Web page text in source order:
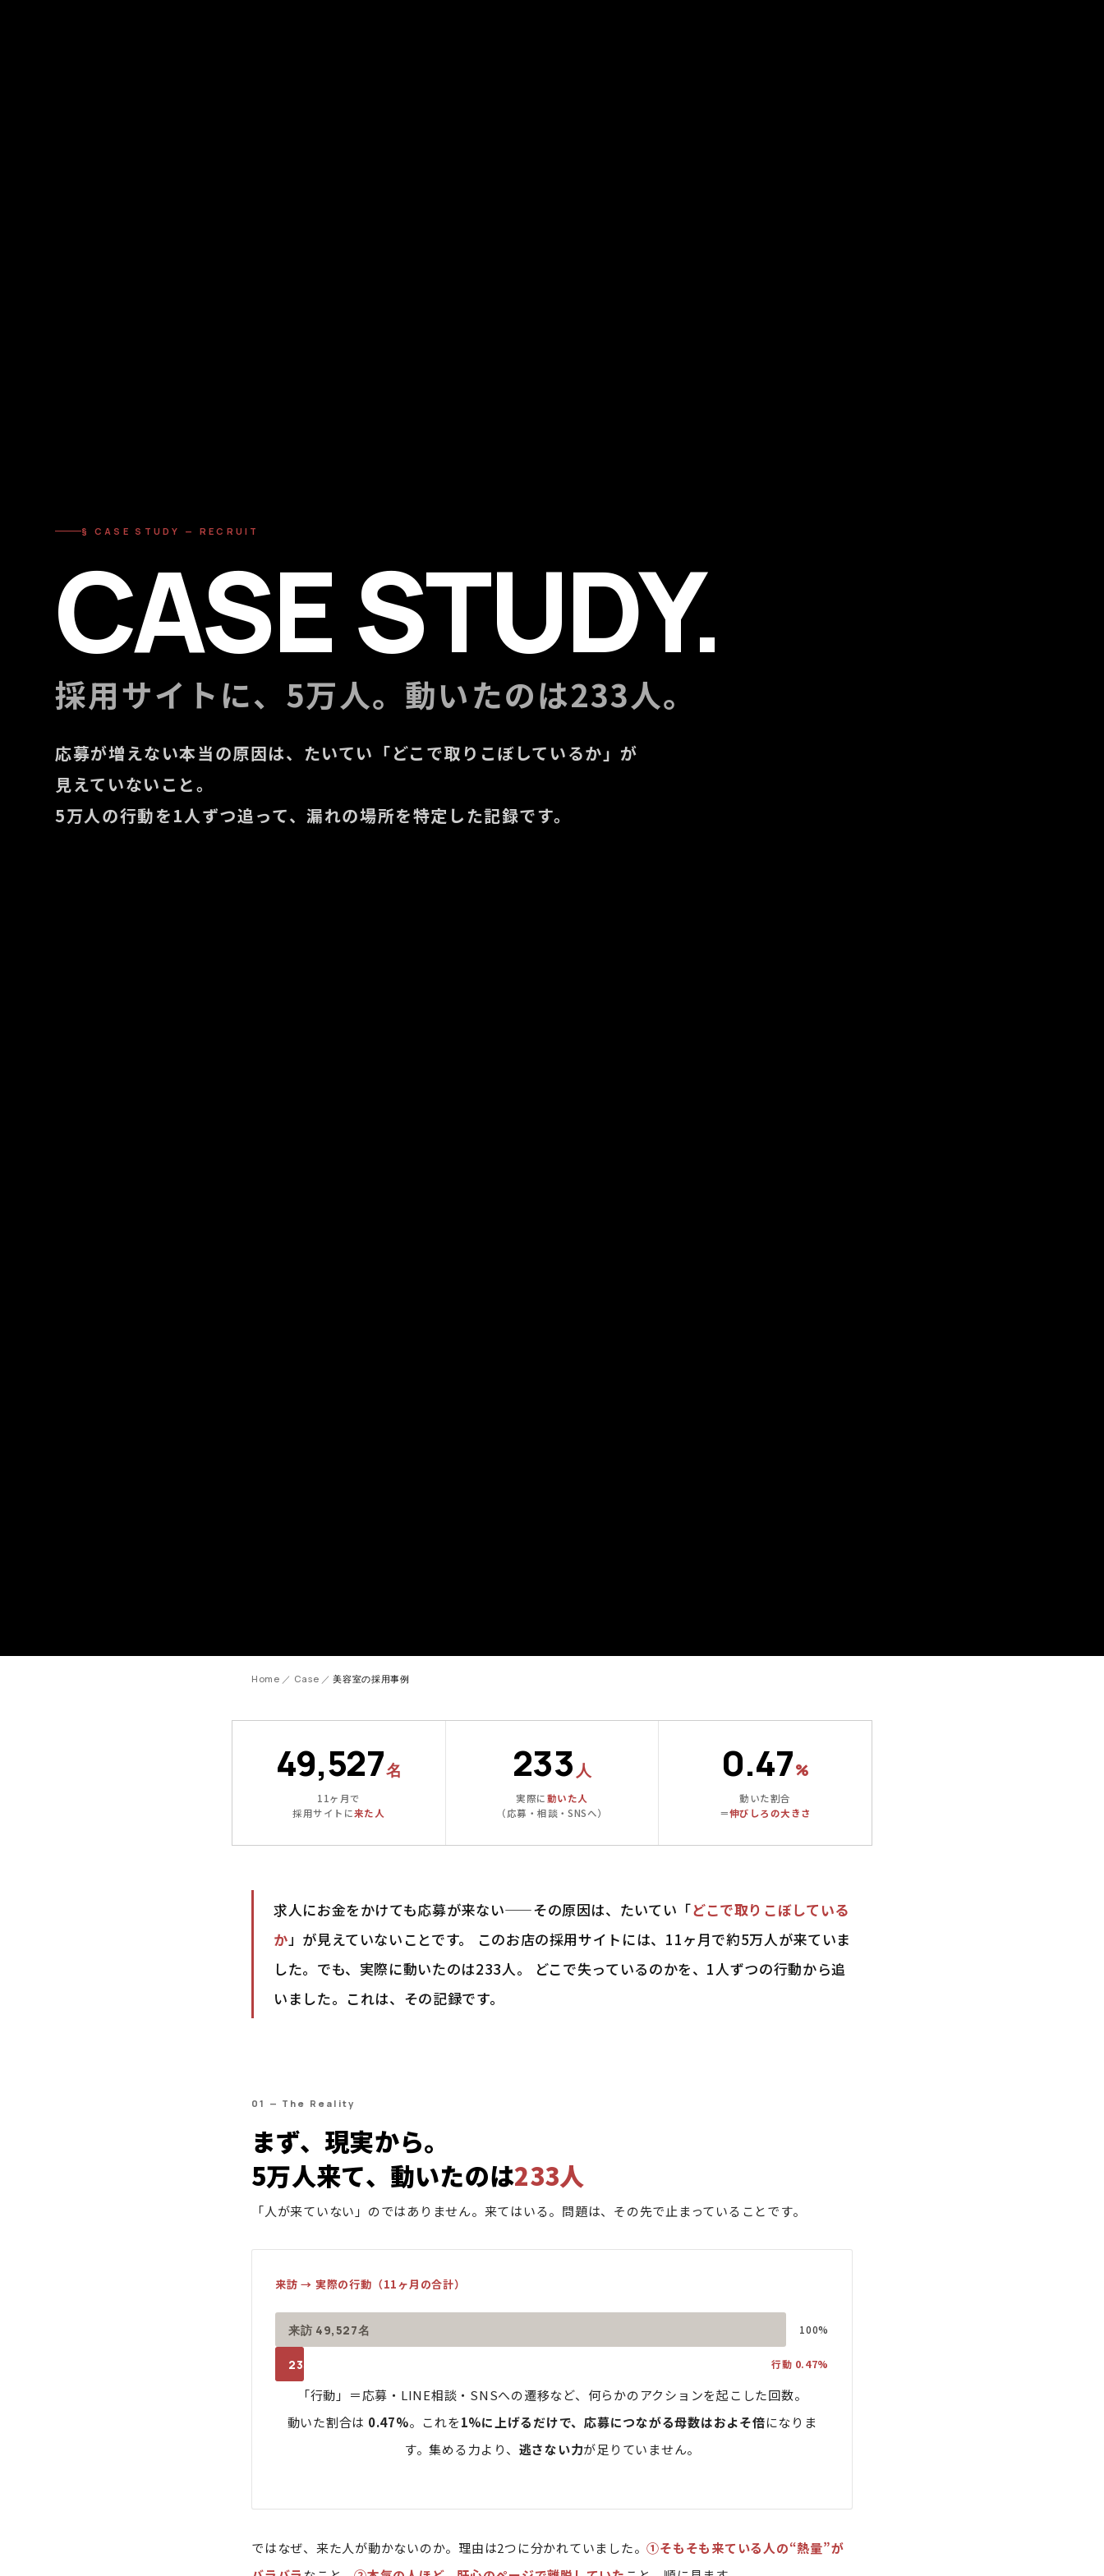
§ CASE STUDY — RECRUIT
CASE STUDY.
採用サイトに、5万人。動いたのは233人。
応募が増えない本当の原因は、たいてい「どこで取りこぼしているか」が
見えていないこと。
5万人の行動を1人ずつ追って、漏れの場所を特定した記録です。
Home ／ Case ／美容室の採用事例
49,527名
11ヶ月で
採用サイトに来た人
233 人
実際に動いた人
（応募・相談・SNSへ）
0.47%
動いた割合
＝伸びしろの大きさ
求人にお金をかけても応募が来ない——その原因は、たいてい「どこで取りこぼしている
か」が見えていないことです。 このお店の採用サイトには、11ヶ月で約5万人が来ていま
した。でも、実際に動いたのは233人。 どこで失っているのかを、1人ずつの行動から追
いました。これは、その記録です。
01 — The Reality
まず、現実から。
5万人来て、動いたのは233人
「人が来ていない」のではありません。来てはいる。問題は、その先で止まっていることです。
来訪 → 実際の行動（11ヶ月の合計）
来訪 49,527名 100%
233 行動 0.47%
「行動」＝応募・LINE相談・SNSへの遷移など、何らかのアクションを起こした回数。
動いた割合は 0.47%。これを1%に上げるだけで、応募につながる母数はおよそ倍になりま
す。集める力より、 逃さない力が足りていません。
ではなぜ、来た人が動かないのか。理由は2つに分かれていました。①そもそも来ている人の“熱量”が